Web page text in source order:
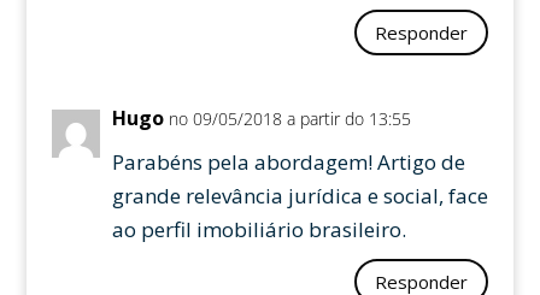
Responder
Hugo no 09/05/2018 a partir do 13:55
Parabéns pela abordagem! Artigo de
grande relevância jurídica e social, face
ao perfil imobiliário brasileiro.
Responder